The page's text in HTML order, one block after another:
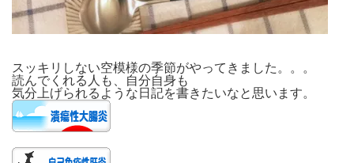
スッキリしない空模様の季節がやってきました。。。
読んでくれる人も、自分自身も
気分上げられるような日記を書きたいなと思います。